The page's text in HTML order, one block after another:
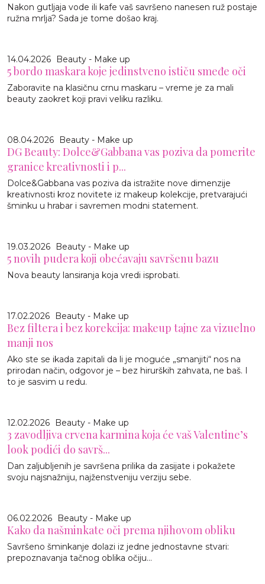
Nakon gutljaja vode ili kafe vaš savršeno nanesen ruž postaje
ružna mrlja? Sada je tome došao kraj.
14.04.2026 Beauty - Make up
5 bordo maskara koje jedinstveno ističu smeđe oči
Zaboravite na klasičnu crnu maskaru – vreme je za mali
beauty zaokret koji pravi veliku razliku.
08.04.2026 Beauty - Make up
DG Beauty: Dolce&Gabbana vas poziva da pomerite
granice kreativnosti i p...
Dolce&Gabbana vas poziva da istražite nove dimenzije
kreativnosti kroz novitete iz makeup kolekcije, pretvarajući
šminku u hrabar i savremen modni statement.
19.03.2026 Beauty - Make up
5 novih pudera koji obećavaju savršenu bazu
Nova beauty lansiranja koja vredi isprobati.
17.02.2026 Beauty - Make up
Bez filtera i bez korekcija: makeup tajne za vizuelno
manji nos
Ako ste se ikada zapitali da li je moguće „smanjiti“ nos na
prirodan način, odgovor je – bez hirurških zahvata, ne baš. I
to je sasvim u redu.
12.02.2026 Beauty - Make up
3 zavodljiva crvena karmina koja će vaš Valentine’s
look podići do savrš...
Dan zaljubljenih je savršena prilika da zasijate i pokažete
svoju najsnažniju, najženstveniju verziju sebe.
06.02.2026 Beauty - Make up
Kako da našminkate oči prema njihovom obliku
Savršeno šminkanje dolazi iz jedne jednostavne stvari:
prepoznavanja tačnog oblika očiju...